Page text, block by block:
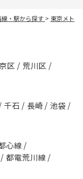
線・駅から探す > 東京メト
区 / 荒川区 /
千石 / 長崎 / 池袋 /
心線 /
/ 都電荒川線 /